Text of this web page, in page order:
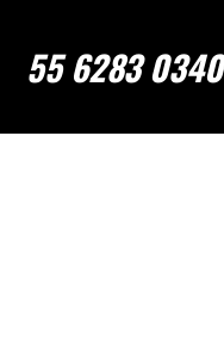
55 6283 0340